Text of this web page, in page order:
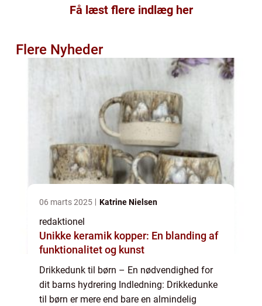
Få læst flere indlæg her
Flere Nyheder
06 marts 2025 Katrine Nielsen
redaktionel
Unikke keramik kopper: En blanding af
funktionalitet og kunst
Drikkedunk til børn – En nødvendighed for
dit barns hydrering Indledning: Drikkedunke
til børn er mere end bare en almindelig